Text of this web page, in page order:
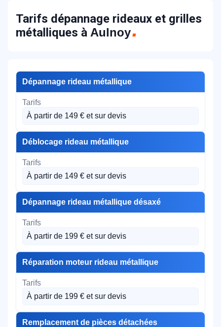
Tarifs dépannage rideaux et grilles
métalliques à Aulnoy
Dépannage rideau métallique
À partir de 149 € et sur devis
Déblocage rideau métallique
À partir de 149 € et sur devis
Dépannage rideau métallique désaxé
À partir de 199 € et sur devis
Réparation moteur rideau métallique
À partir de 199 € et sur devis
Remplacement de pièces détachées